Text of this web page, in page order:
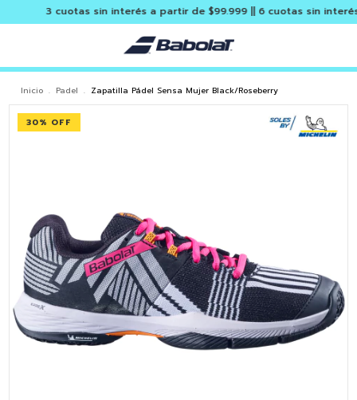
3 cuotas sin interés a partir de $99.999 || 6 cuotas sin interés y
Inicio . Padel . Zapatilla Pádel Sensa Mujer Black/Roseberry
30% OFF